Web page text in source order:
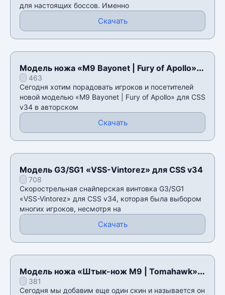
для настоящих боссов. Именно
Скачать
Модель ножа «M9 Bayonet | Fury of Apollo»
для CSS v34
463
Сегодня хотим порадовать игроков и посетителей
новой моделью «M9 Bayonet | Fury of Apollo» для CSS
v34 в авторском
Скачать
Модель G3/SG1 «VSS-Vintorez» для CSS v34
708
Скорострельная снайперская винтовка G3/SG1
«VSS-Vintorez» для CSS v34, которая была выбором
многих игроков, несмотря на
Скачать
Модель ножа «Штык-нож M9 | Tomahawk»
для CSS v34
381
Сегодня мы добавим еще один скин и называется он